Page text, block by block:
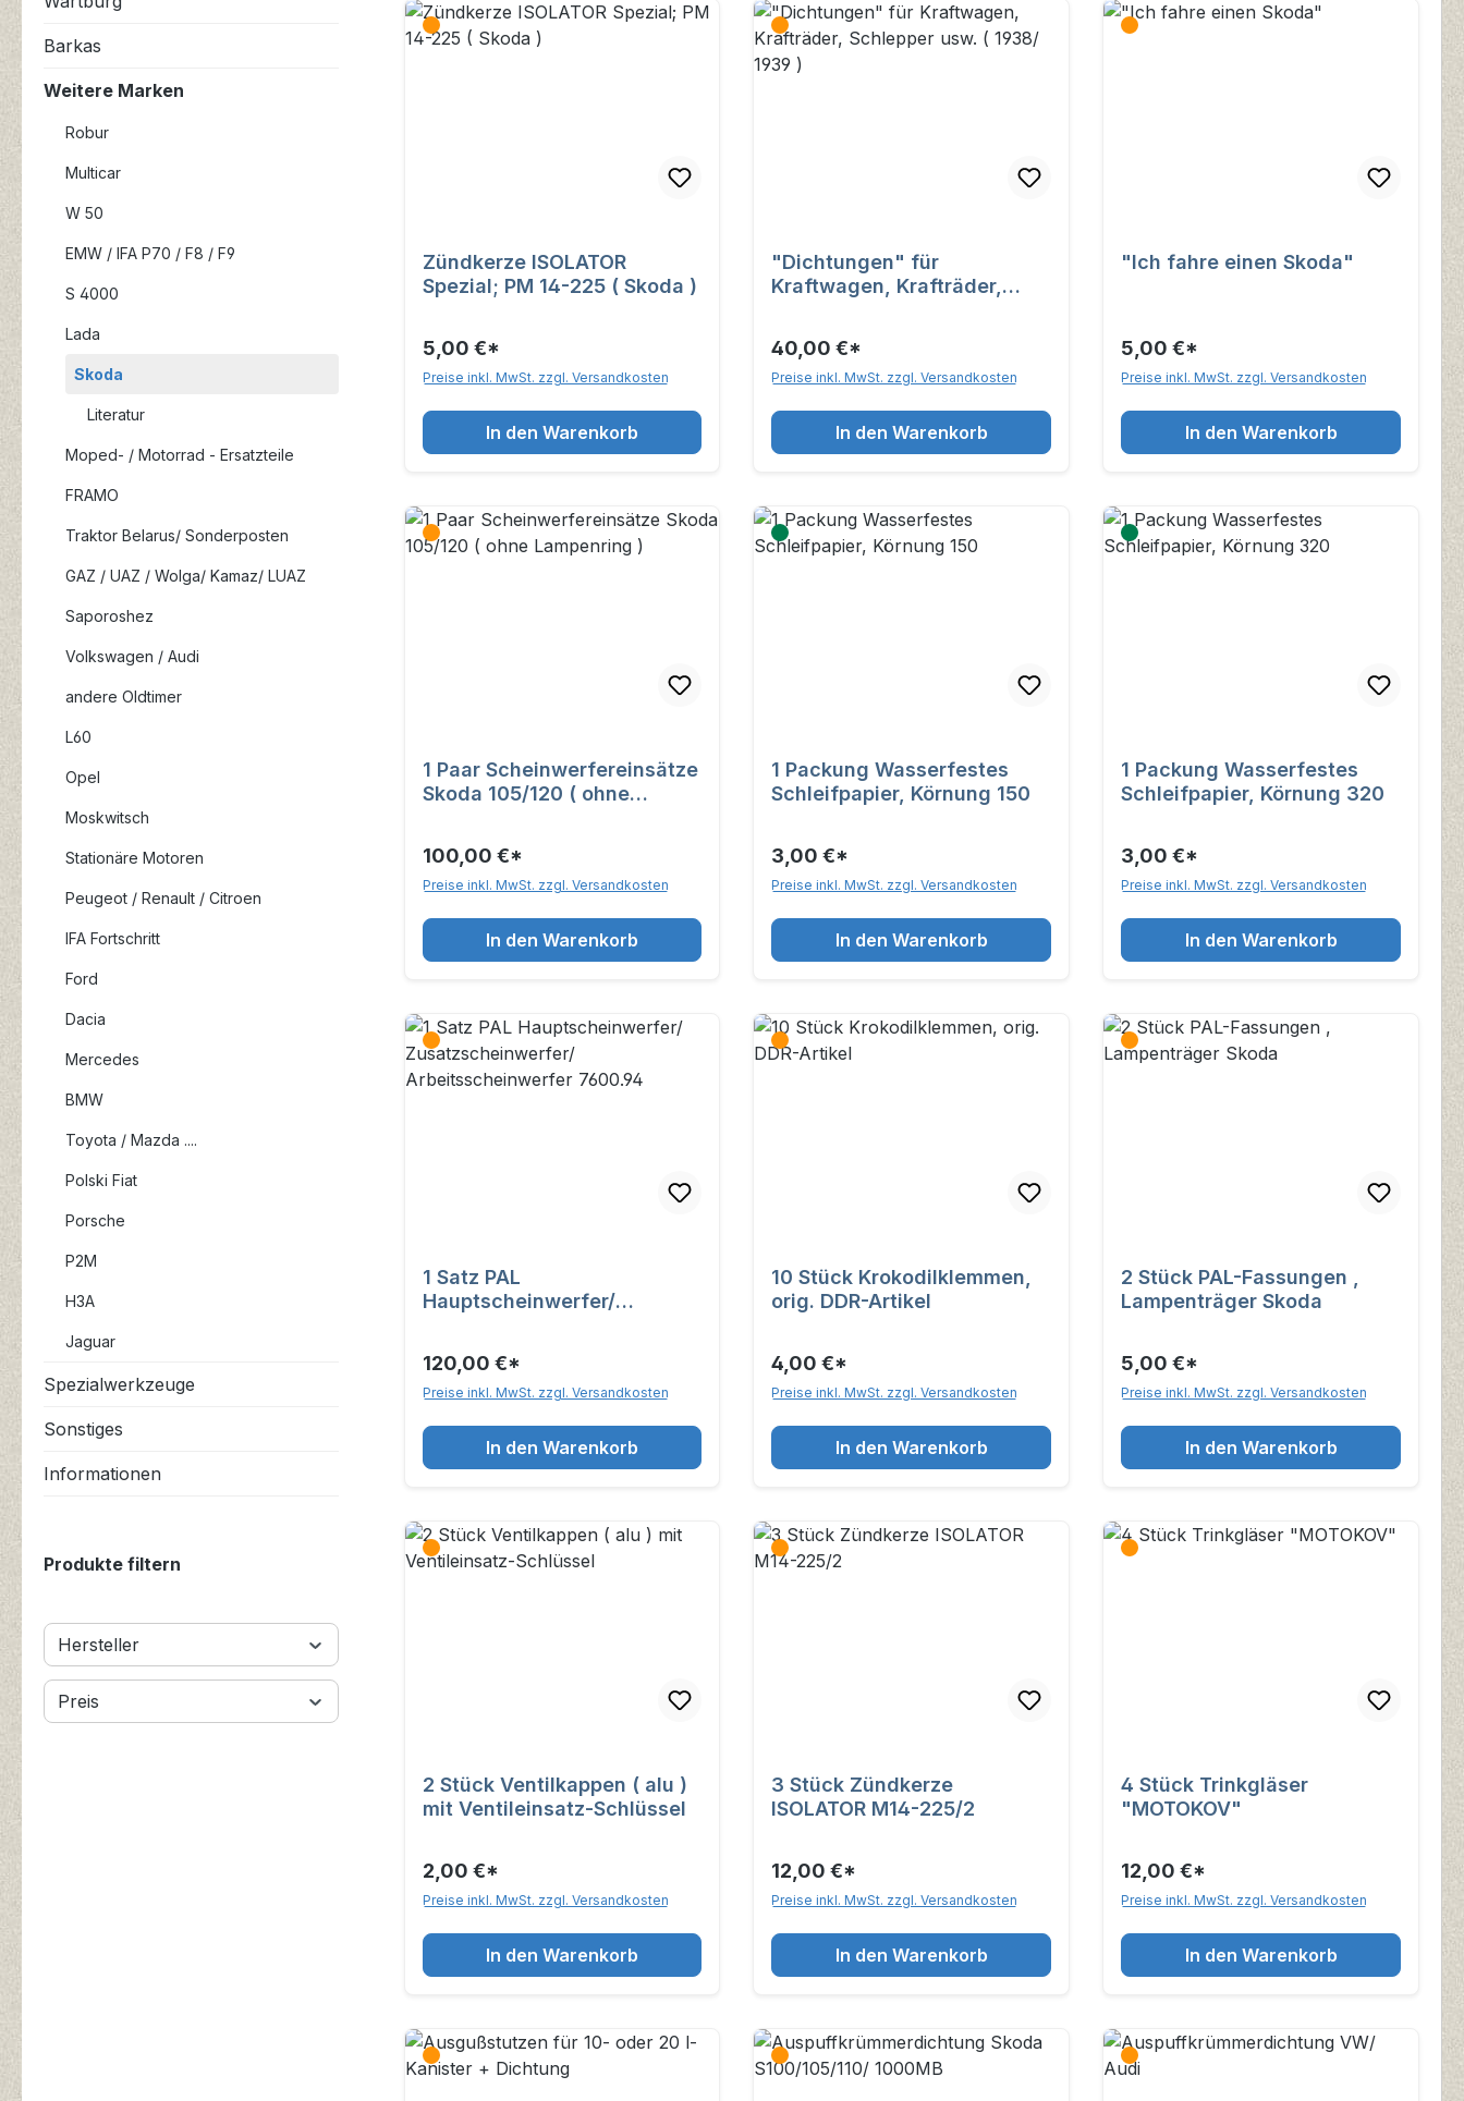
Barkas
Weitere Marken
Robur
Multicar
W 50
EMW / IFA P70 / F8 / F9
S 4000
Lada
Skoda
Literatur
Moped- / Motorrad - Ersatzteile
FRAMO
Traktor Belarus/ Sonderposten
GAZ / UAZ / Wolga/ Kamaz/ LUAZ
Saporoshez
Volkswagen / Audi
andere Oldtimer
L60
Opel
Moskwitsch
Stationäre Motoren
Peugeot / Renault / Citroen
IFA Fortschritt
Ford
Dacia
Mercedes
BMW
Toyota / Mazda ....
Polski Fiat
Porsche
P2M
H3A
Jaguar
Spezialwerkzeuge
Sonstiges
Informationen
Produkte filtern
Hersteller
Preis
Zündkerze ISOLATOR
Spezial; PM 14-225 ( Skoda )
5,00 €*
Preise inkl. MwSt. zzgl. Versandkosten
In den Warenkorb
"Dichtungen" für
Kraftwagen, Krafträder,
40,00 €*
Preise inkl. MwSt. zzgl. Versandkosten
In den Warenkorb
"Ich fahre einen Skoda"
5,00 €*
Preise inkl. MwSt. zzgl. Versandkosten
In den Warenkorb
1 Paar Scheinwerfereinsätze
Skoda 105/120 ( ohne
100,00 €*
Preise inkl. MwSt. zzgl. Versandkosten
In den Warenkorb
1 Packung Wasserfestes
Schleifpapier, Körnung 150
3,00 €*
Preise inkl. MwSt. zzgl. Versandkosten
In den Warenkorb
1 Packung Wasserfestes
Schleifpapier, Körnung 320
3,00 €*
Preise inkl. MwSt. zzgl. Versandkosten
In den Warenkorb
1 Satz PAL
Hauptscheinwerfer/
7600.94
120,00 €*
Preise inkl. MwSt. zzgl. Versandkosten
In den Warenkorb
10 Stück Krokodilklemmen,
orig. DDR-Artikel
4,00 €*
Preise inkl. MwSt. zzgl. Versandkosten
In den Warenkorb
2 Stück PAL-Fassungen ,
Lampenträger Skoda
5,00 €*
Preise inkl. MwSt. zzgl. Versandkosten
In den Warenkorb
2 Stück Ventilkappen ( alu )
mit Ventileinsatz-Schlüssel
2,00 €*
Preise inkl. MwSt. zzgl. Versandkosten
In den Warenkorb
3 Stück Zündkerze
ISOLATOR M14-225/2
12,00 €*
Preise inkl. MwSt. zzgl. Versandkosten
In den Warenkorb
4 Stück Trinkgläser
"MOTOKOV"
12,00 €*
Preise inkl. MwSt. zzgl. Versandkosten
In den Warenkorb